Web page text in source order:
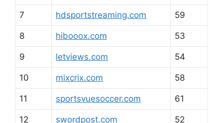
7 hdsportstreaming.com 59
8 hibooox.com 53
9 letviews.com 54
10 mixcrix.com 58
11 sportsvuesoccer.com 61
12 swordpost.com 52